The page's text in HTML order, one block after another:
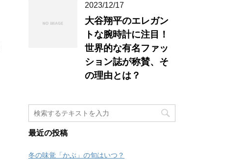
2023/12/17
大谷翔平のエレガン
トな腕時計に注目！
世界的な有名ファッ
ション誌が称賛、そ
の理由とは？
最近の投稿
冬の味覚「かぶ」の旬はいつ？